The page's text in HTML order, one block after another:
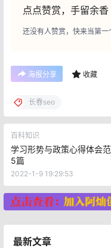
点点赞赏，手留余香
还没有人赞赏，快来当第一
海报分享 收藏
长春seo
百科知识
学习形势与政策心得体会
5篇
2022-1-9 19:29:53
最新文章